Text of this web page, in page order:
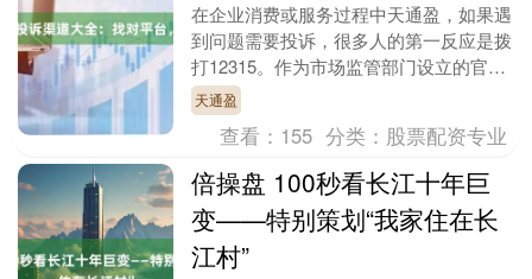
在企业消费或服务过程中天通盈，如果遇
到问题需要投诉，很多人的第一反应是拨
打12315。作为市场监管部门设立的官方
热线，12315确实是一个权威、正规的投
诉渠道，....
天通盈
查看： 155 分类： 股票配资专业
倍操盘 100秒看长江十年巨
变——特别策划“我家住在长
江村”